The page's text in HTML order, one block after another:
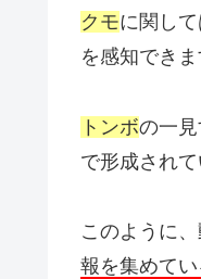
クモに関し
を感知できま
トンボの一
で形成されて
このように
報を集めて